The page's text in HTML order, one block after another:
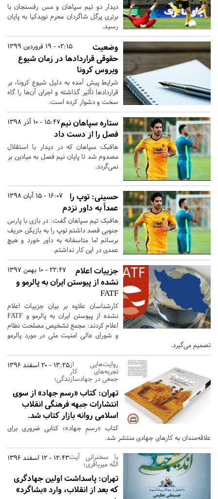
دیدار دو تیم سپاهان و مس رفسنجان با
برتری پرگل شاگردان محرم نویدکیا به پایان
رسید.
02:15 - 19 فروردین 1399
وضعیت
حقوقی قراردادها در زمان شیوع
ویروس کرونا
شرایط پیش آمده به دلیل شیوع کرونا، بر
قراردادها تأثیر گذاشته و اجرای آن‌ها را گاه
سخت و دشوار کرده است.
15:47 - 10 آذر 1398ستاره سپاهان نیم
فصل را از دست داد
هافبک سپاهان که در دیدار با استقلال
مصدوم شد تا پایان نیم فصل به میادین بر
نمی‌گردد.
16:07 - 15 آبان 1398
حسینی: توپ را
عمداً به داور نزدم
هافبک تیم سپاهان گفت: در بازی با پارس
جنوبی قصد داشتم توپ را به بازیکن حریف
برسانم اما متاسفانه به داور خورد و هیچ
عمدی در این کار نداشتم.
22:47 - 10 بهمن 1397
جزییات اعلام
نشده از پیوستن ایران به پالرمو و
FATF
کارشناسان علاوه بر بیان جزییات اعلام
نشده از پیوستن ایران به پالرمو و FATF
اعلام کردند: مجمع تشخیص مصلحت نظام
و شورای عالی امنیت ملی در مورد پالرمو
تصمیم می‌گیرد.
13:25 - 20 اسفند 1396روایت‌هایی از
تجربه‌های کار
جمعی در جهادسازندگی؛
تهران: کتاب «رسم جهاد» از سوی
انتشارات جبهه فرهنگی انقلاب
اسلامی روانه بازار کتاب شد.
کتاب «رسمِ جهاد»؛ کتابی ضروری برای
علاقه‌مندان به کارهای جهادی منتشر شد.
12:43 - 12 اسفند 1396با سخنرانی آيت
الله میرباقری؛
تهران: پاسداشت اولین جهادگری
که بعد از انقلاب، وارد «بشاگرد»